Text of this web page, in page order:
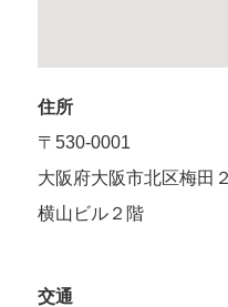
住所
〒530-0001
大阪府大阪市北区梅田
横山ビル２階
交通